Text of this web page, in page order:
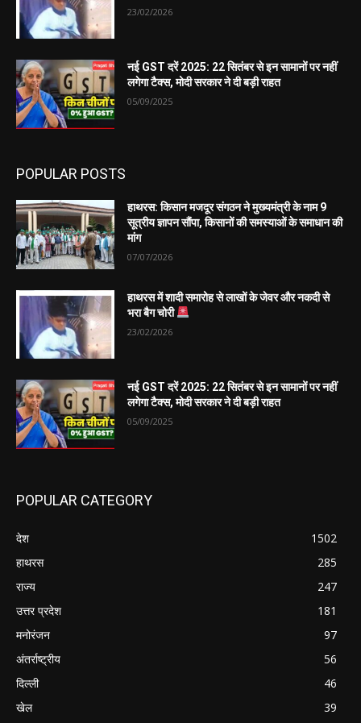
23/02/2026
नई GST दरें 2025: 22 सितंबर से इन सामानों पर नहीं
लगेगा टैक्स, मोदी सरकार ने दी बड़ी राहत
05/09/2025
POPULAR POSTS
हाथरस: किसान मजदूर संगठन ने मुख्यमंत्री के नाम 9
सूत्रीय ज्ञापन सौंपा, किसानों की समस्याओं के समाधान की
मांग
07/07/2026
हाथरस में शादी समारोह से लाखों के जेवर और नकदी से
भरा बैग चोरी
23/02/2026
नई GST दरें 2025: 22 सितंबर से इन सामानों पर नहीं
लगेगा टैक्स, मोदी सरकार ने दी बड़ी राहत
05/09/2025
POPULAR CATEGORY
देश
1502
हाथरस
285
राज्य
247
उत्तर प्रदेश
181
मनोरंजन
97
अंतर्राष्ट्रीय
56
दिल्ली
46
खेल
39